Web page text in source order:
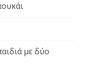
με δύο